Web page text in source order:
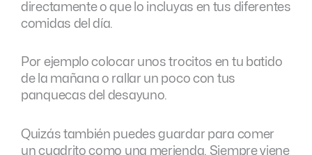
directamente o que lo incluyas en tus diferentes
comidas del día.
Por ejemplo colocar unos trocitos en tu batido
de la mañana o rallar un poco con tus
panquecas del desayuno.
Quizás también puedes guardar para comer
un cuadrito como una merienda. Siempre viene